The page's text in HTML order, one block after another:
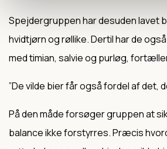
Spejdergruppen har desuden lavet
hvidtjørn og røllike. Dertil har de
med timian, salvie og purløg,
”De vilde bier får også fordel af det,
På den måde forsøger gruppen at
balance ikke forstyrres. Præcis